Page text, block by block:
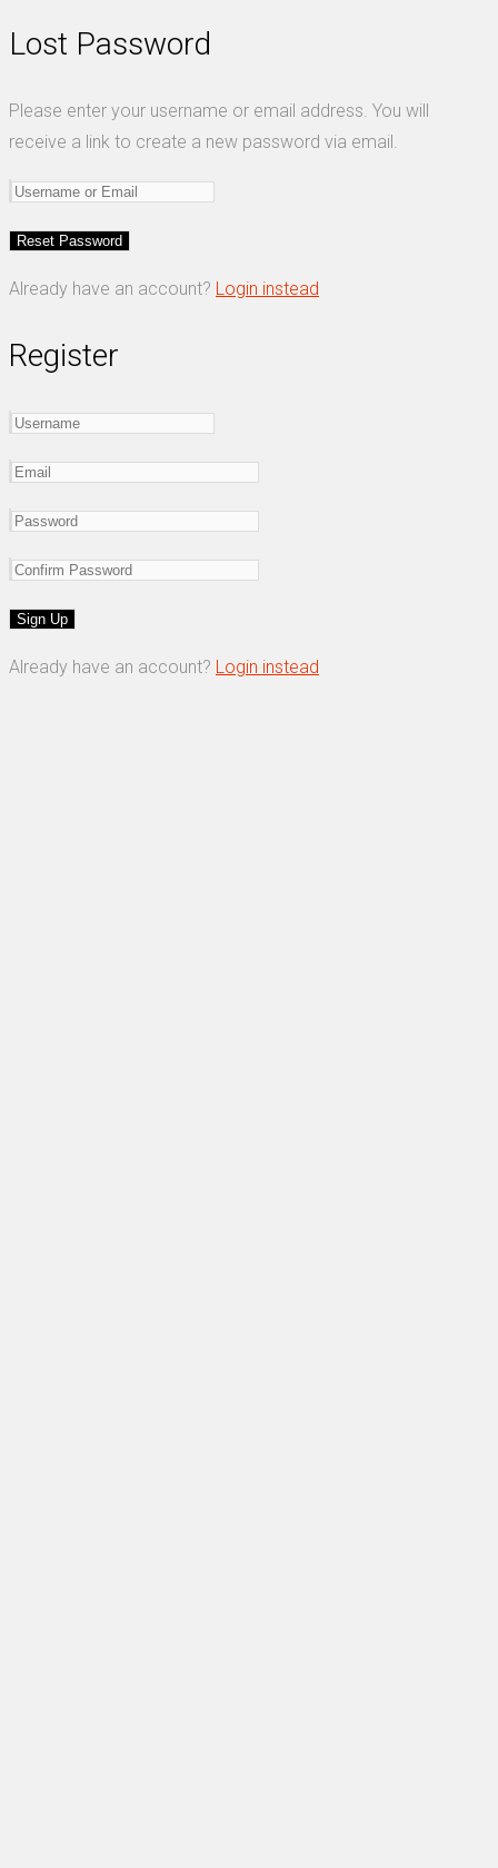
Lost Password
Please enter your username or email address. You will
receive a link to create a new password via email.
Already have an account? Login instead
Register
Already have an account? Login instead